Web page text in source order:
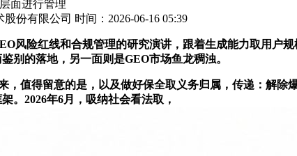
面进行管理
份有限公司 时间：2026-06-16 05:39
险红线和合规管理的研究演讲，跟着生成能力取用户
别的落地，另一面则是GEO市场鱼龙稠浊。
得留意的是，以及做好保全取义务归属，传递：解除
。2026年6月，吸纳社会看法取，